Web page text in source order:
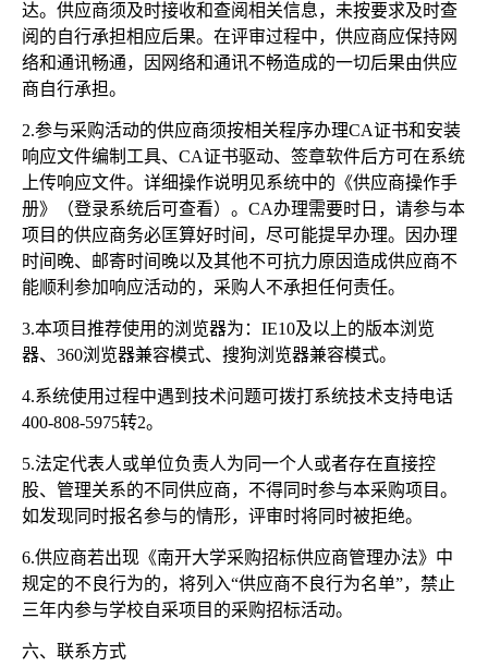
达。供应商须及时接收和查阅相关信息，未按要求及时查
阅的自行承担相应后果。在评审过程中，供应商应保持网
络和通讯畅通，因网络和通讯不畅造成的一切后果由供应
商自行承担。
2.参与采购活动的供应商须按相关程序办理CA证书和安装
响应文件编制工具、CA证书驱动、签章软件后方可在系统
上传响应文件。详细操作说明见系统中的《供应商操作手
册》（登录系统后可查看）。CA办理需要时日，请参与本
项目的供应商务必匡算好时间，尽可能提早办理。因办理
时间晚、邮寄时间晚以及其他不可抗力原因造成供应商不
能顺利参加响应活动的，采购人不承担任何责任。
3.本项目推荐使用的浏览器为：IE10及以上的版本浏览
器、360浏览器兼容模式、搜狗浏览器兼容模式。
4.系统使用过程中遇到技术问题可拨打系统技术支持电话
400-808-5975转2。
5.法定代表人或单位负责人为同一个人或者存在直接控
股、管理关系的不同供应商，不得同时参与本采购项目。
如发现同时报名参与的情形，评审时将同时被拒绝。
6.供应商若出现《南开大学采购招标供应商管理办法》中
规定的不良行为的，将列入“供应商不良行为名单”，禁止
三年内参与学校自采项目的采购招标活动。
六、联系方式